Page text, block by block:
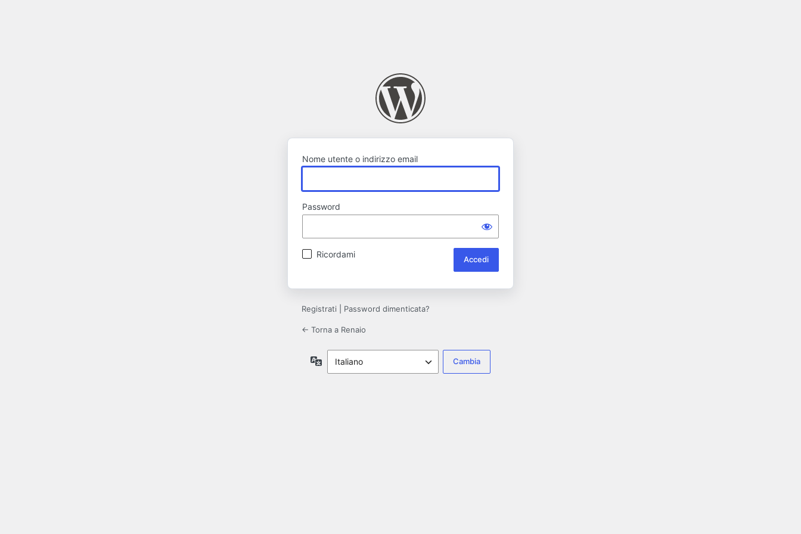
Nome utente o indirizzo email
Password
Ricordami
Registrati Password dimenticata?
← Torna a Renaio
Lingua